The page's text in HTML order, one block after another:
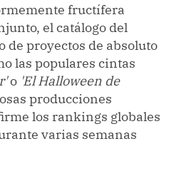
fructífera
el catálogo del
de proyectos de absoluto
las populares cintas
o 'El Halloween de
producciones
los rankings globales
varias semanas